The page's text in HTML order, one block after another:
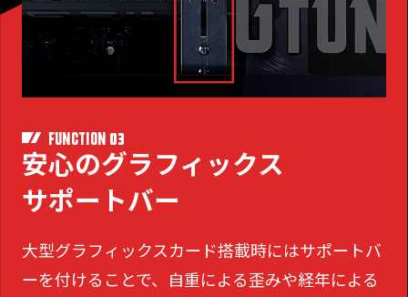
FUNCTION 03
安心のグラフィックス
サポートバー
大型グラフィックスカード搭載時にはサポートバ
ーを付けることで、
自重による歪みや経年による